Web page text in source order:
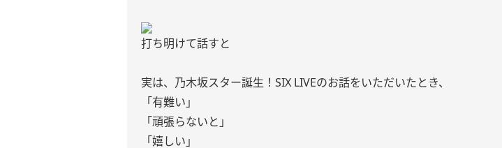
打ち明けて話すと
実は、乃木坂スター誕生！SIX LIVEのお話をいただいたとき、
「有難い」
「頑張らないと」
「嬉しい」